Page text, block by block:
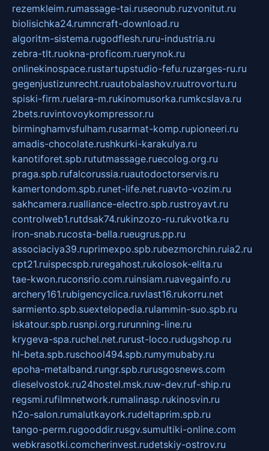
rezemkleim.rumassage-tai.ruseonub.ruzvonitut.ru
biolisichka24.rumncraft-download.ru
algoritm-sistema.rugodflesh.ruru-industria.ru
zebra-tlt.ruokna-proficom.ruerynok.ru
onlinekinospace.rustartupstudio-fefu.ruzarges-ru.ru
gegenjustizunrecht.ruautobalashov.ruutrovortu.ru
spiski-firm.ruelara-m.rukinomusorka.rumkcslava.ru
2bets.ruvintovoykompressor.ru
birminghamvsfulham.rusarmat-komp.rupioneeri.ru
amadis-chocolate.rushkurki-karakulya.ru
kanotiforet.spb.rututmassage.ruecolog.org.ru
praga.spb.rufalcorussia.ruautodoctorservis.ru
kamertondom.spb.runet-life.net.ruavto-vozim.ru
sakhcamera.rualliance-electro.spb.rustroyavt.ru
controlweb1.rutdsak74.rukinzozo-ru.rukvotka.ru
iron-snab.rucosta-bella.rueugrus.pp.ru
associaciya39.ruprimexpo.spb.rubezmorchin.ruia2.ru
cpt21.ruispecspb.ruregahost.rukolosok-elita.ru
tae-kwon.ruconsrio.com.ruinsiam.ruavegainfo.ru
archery161.rubigencyclica.ruvlast16.rukorru.net
sarmiento.spb.suextelopedia.rulammin-suo.spb.ru
iskatour.spb.rusnpi.org.rurunning-line.ru
krygeva-spa.ruchel.net.rurust-loco.rudugshop.ru
hl-beta.spb.ruschool494.spb.rumymubaby.ru
epoha-metalband.rungr.spb.rurusgosnews.com
dieselvostok.ru24hostel.msk.ruw-dev.ruf-ship.ru
regsmi.rufilmnetwork.rumalinasp.rukinosvin.ru
h2o-salon.rumalutkayork.rudeltaprim.spb.ru
tango-perm.rugooddir.rusgv.sumultiki-online.com
webkrasotki.comcherinvest.rudetskiy-ostrov.ru